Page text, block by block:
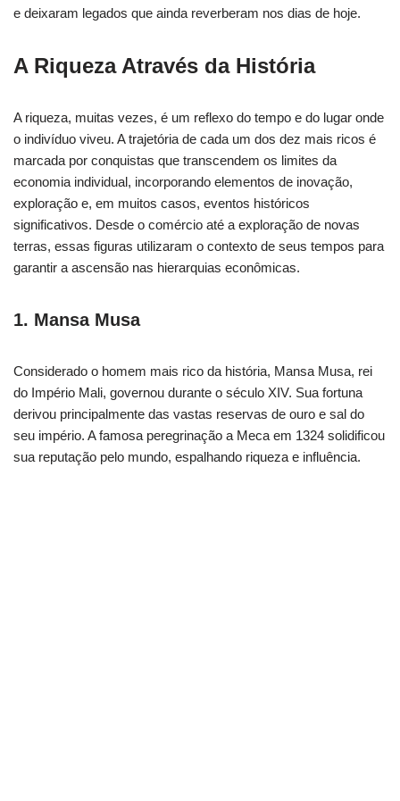
e deixaram legados que ainda reverberam nos dias de hoje.
A Riqueza Através da História
A riqueza, muitas vezes, é um reflexo do tempo e do lugar onde
o indivíduo viveu. A trajetória de cada um dos dez mais ricos é
marcada por conquistas que transcendem os limites da
economia individual, incorporando elementos de inovação,
exploração e, em muitos casos, eventos históricos
significativos. Desde o comércio até a exploração de novas
terras, essas figuras utilizaram o contexto de seus tempos para
garantir a ascensão nas hierarquias econômicas.
1. Mansa Musa
Considerado o homem mais rico da história, Mansa Musa, rei
do Império Mali, governou durante o século XIV. Sua fortuna
derivou principalmente das vastas reservas de ouro e sal do
seu império. A famosa peregrinação a Meca em 1324 solidificou
sua reputação pelo mundo, espalhando riqueza e influência.